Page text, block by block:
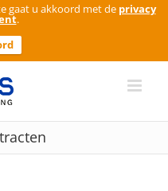
gaat u akkoord met de privacy
.